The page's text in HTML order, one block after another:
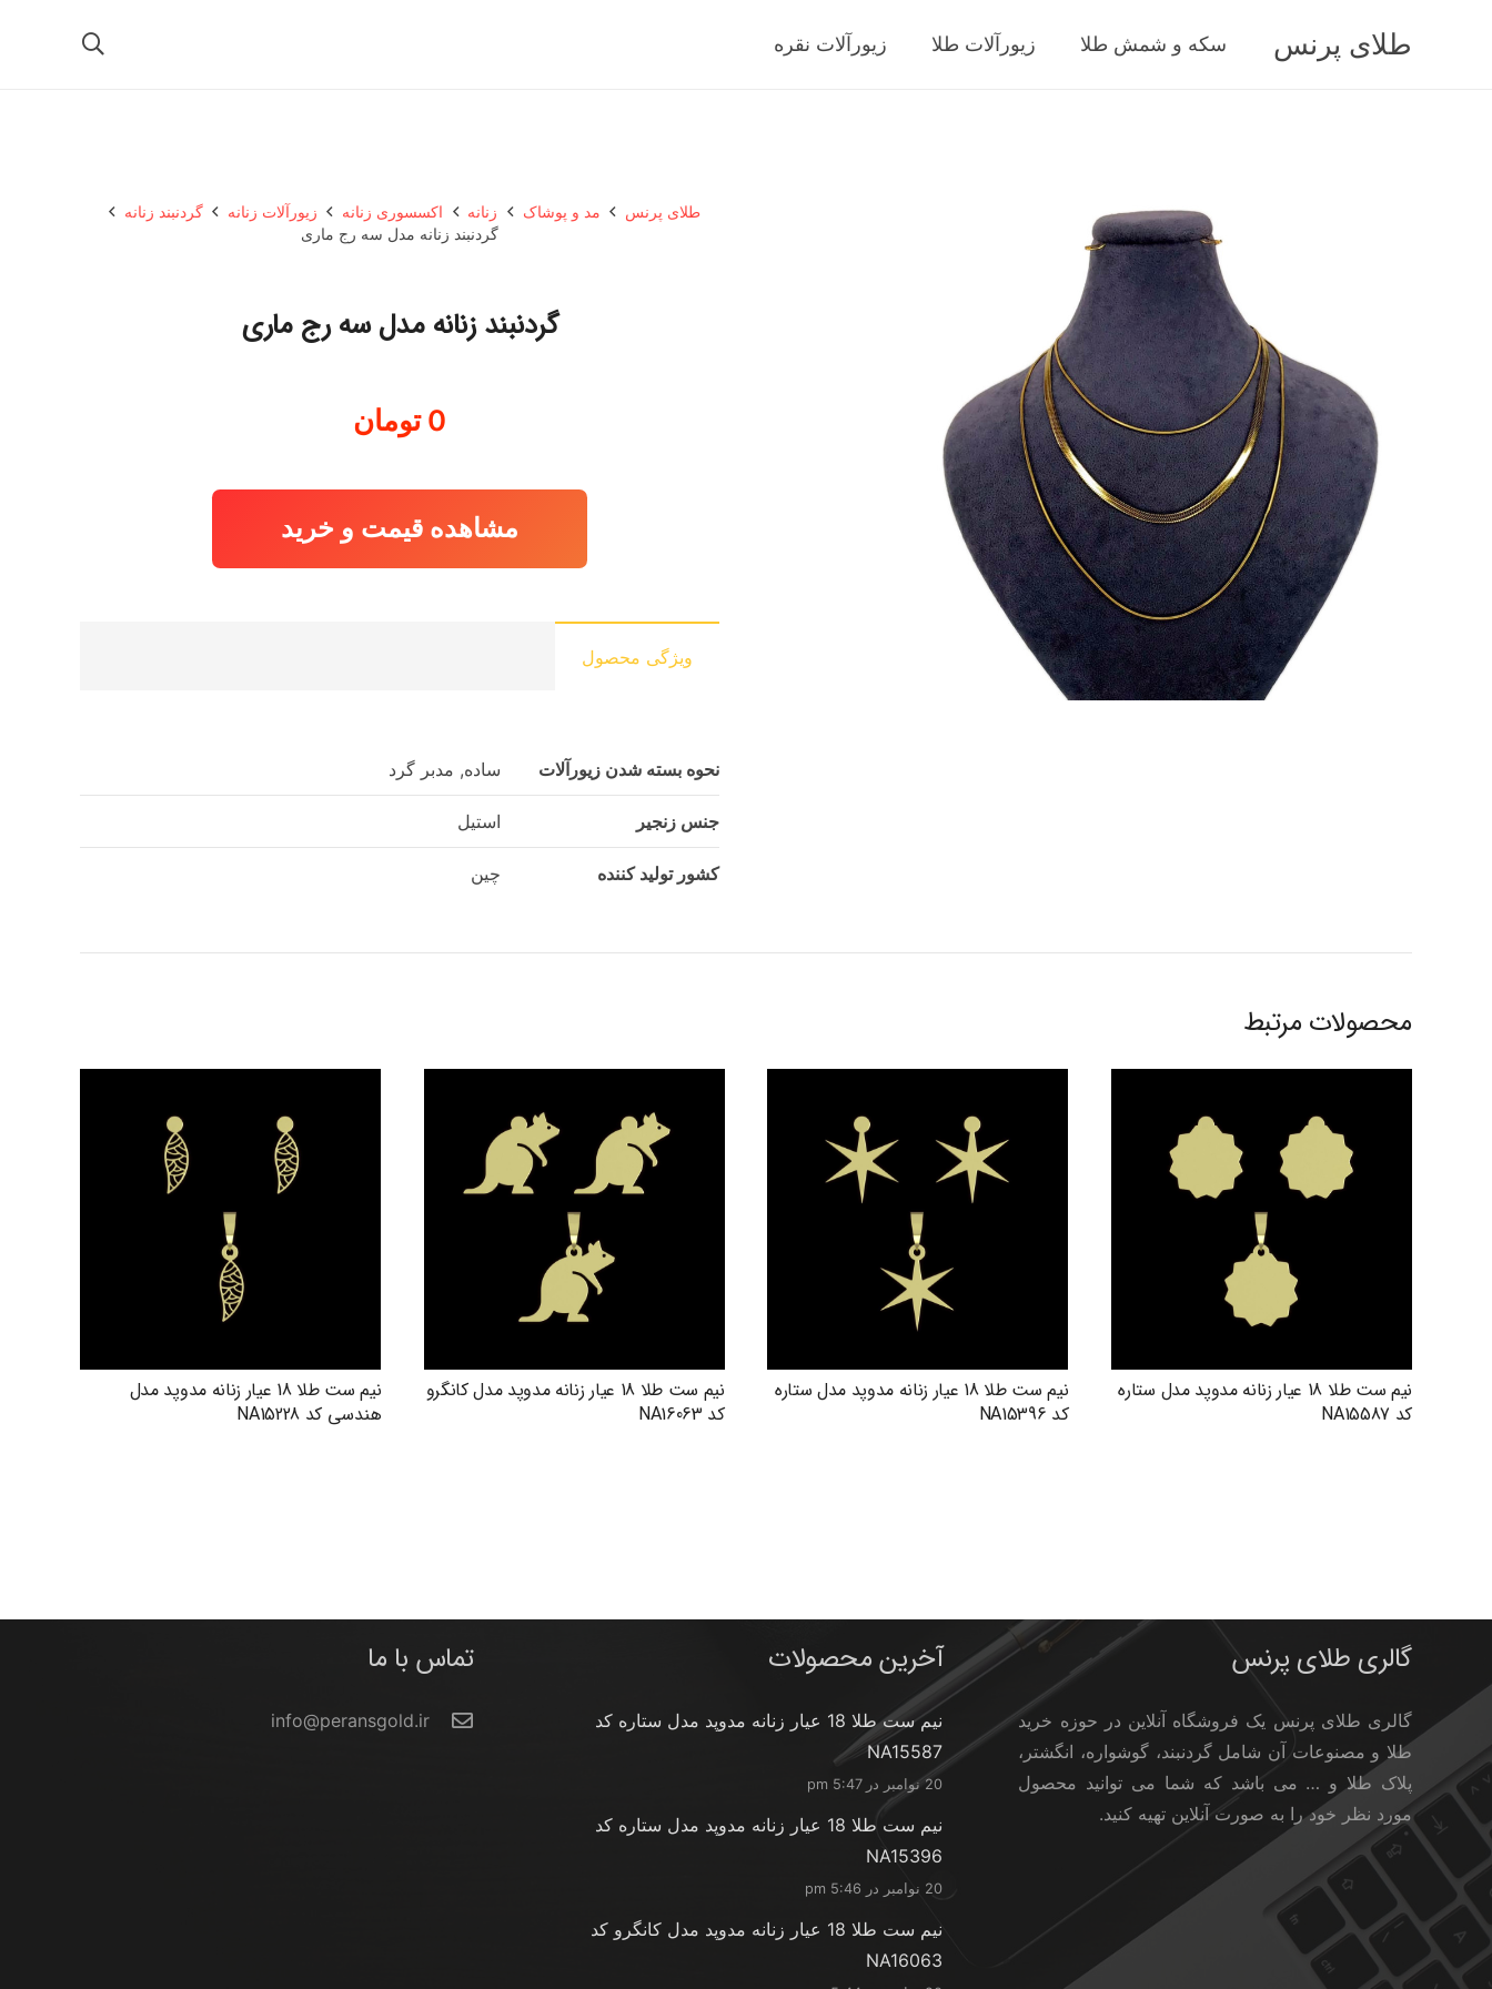
طلای پرنس سکه و شمش طلا زیورآلات طلا زیورآلات نقره
طلای پرنس مد و پوشاک زنانه اکسسوری زنانه زیورآلات زنانه
گردنبند زنانه
گردنبند زنانه مدل سه رج ماری
گردنبند زنانه مدل سه رج ماری
0 تومان
مشاهده قیمت و خرید
ویژگی محصول
نحوه بسته شدن زیورآلات ساده, مدبر گرد
جنس زنجیر استیل
کشور تولید کننده چین
محصولات مرتبط
نیم ست طلا 18 عیار زنانه مدوپد مدل ستاره
کد NA15587
نیم ست طلا 18 عیار زنانه مدوپد مدل ستاره
کد NA15396
نیم ست طلا 18 عیار زنانه مدوپد مدل کانگرو
کد NA16063
نیم ست طلا 18 عیار زنانه مدوپد مدل
هندسی کد NA15228
گالری طلای پرنس
گالری طلای پرنس یک فروشگاه آنلاین در حوزه خرید
طلا و مصنوعات آن شامل گردنبند، گوشواره، انگشتر،
پلاک طلا و … می باشد که شما می توانید محصول
مورد نظر خود را به صورت آنلاین تهیه کنید.
آخرین محصولات
نیم ست طلا 18 عیار زنانه مدوپد مدل ستاره کد
NA15587
20 نوامبر در 5:47 pm
نیم ست طلا 18 عیار زنانه مدوپد مدل ستاره کد
NA15396
20 نوامبر در 5:46 pm
نیم ست طلا 18 عیار زنانه مدوپد مدل کانگرو کد
NA16063
تماس با ما
info@peransgold.ir